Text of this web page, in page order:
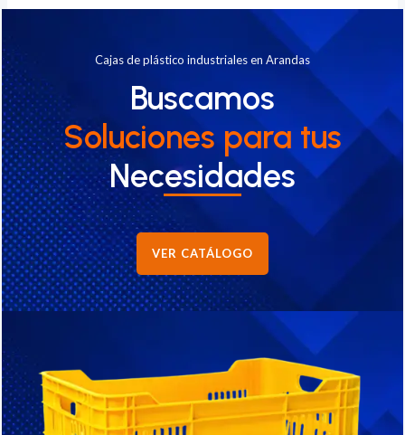
Cajas de plástico industriales en Arandas
Buscamos
Soluciones para tus
Necesidades
VER CATÁLOGO